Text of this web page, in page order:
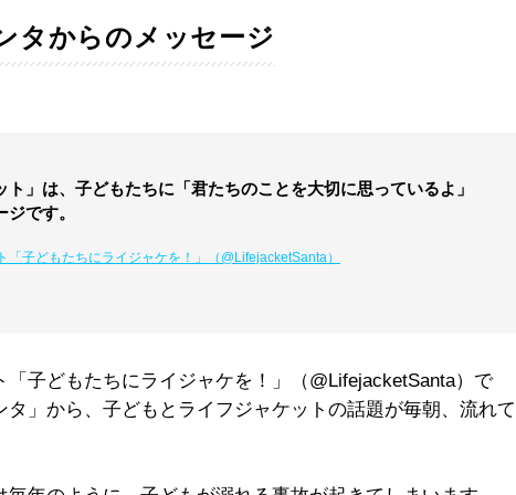
タからのメッセージ
ト」は、子どもたちに「君たちのことを大切に思っているよ」
です。
「子どもたちにライジャケを！」（@LifejacketSanta）
「子どもたちにライジャケを！」（@LifejacketSanta）で
タ」から、子どもとライフジャケットの話題が毎朝、流れて